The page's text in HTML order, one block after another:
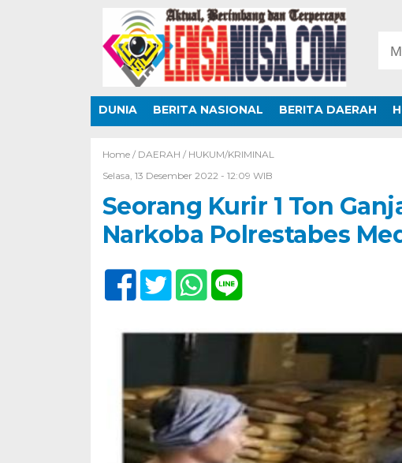
DUNIA BERITA NASIONAL BERITA DAERAH
Home / DAERAH / HUKUM/KRIMINAL
Selasa, 13 Desember 2022 - 12:09 WIB
Seorang Kurir 1 Ton
Narkoba Polrestabes